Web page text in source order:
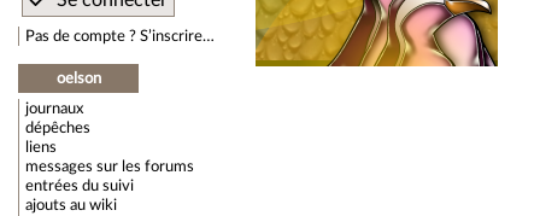
Pas de compte ? S’inscrire…
oelson
journaux
dépêches
liens
messages sur les forums
entrées du suivi
ajouts au wiki